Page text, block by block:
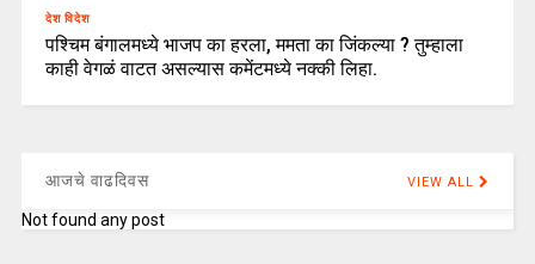
देश विदेश
पश्चिम बंगालमध्ये भाजप का हरला, ममता का जिंकल्या ? तुम्हाला
काही वेगळं वाटत असल्यास कमेंटमध्ये नक्की लिहा.
आजचे वाढदिवस VIEW ALL
Not found any post